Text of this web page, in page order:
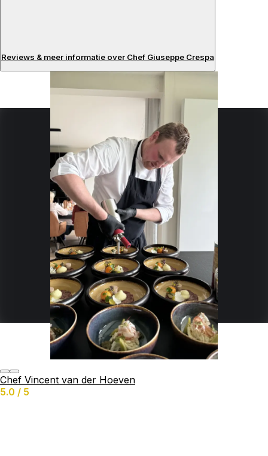
Reviews & meer informatie over Chef Giuseppe Crespa
Beoordelingen
I am a passionate chef with experience in Elegant and
Refined Cuisine
Specialiteiten:
Mediterraans
Gastronomie
Zeevruchten
Gourmet
Fine-Dining
Aangeboden diensten
Verjaardag
Grazing Table
Bbq
Jachten
Business
Chef Vincent van der Hoeven
5.0 / 5